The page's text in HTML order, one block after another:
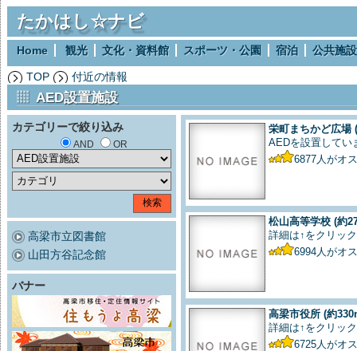
たかはし☆ナビ
Home 観光 文化・資料館 スポーツ・公園 宿泊 公共施設
TOP 付近の情報
AED設置施設
カテゴリーで絞り込み
AND OR
高梁市立図書館
山田方谷記念館
バナー
栄町まちかど広場
AEDを設置してい
6877 人がオ
松山高等学校 (約
詳細は↑をクリック
6994 人がオ
高梁市役所 (約
詳細は↑をクリック
6725 人がオ